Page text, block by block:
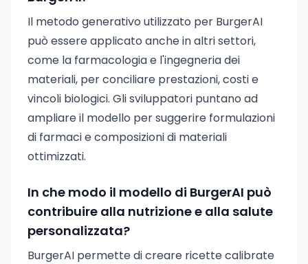
Il metodo generativo utilizzato per BurgerAI
può essere applicato anche in altri settori,
come la farmacologia e l'ingegneria dei
materiali, per conciliare prestazioni, costi e
vincoli biologici. Gli sviluppatori puntano ad
ampliare il modello per suggerire formulazioni
di farmaci e composizioni di materiali
ottimizzati.
In che modo il modello di BurgerAI può
contribuire alla nutrizione e alla salute
personalizzata?
BurgerAI permette di creare ricette calibrate